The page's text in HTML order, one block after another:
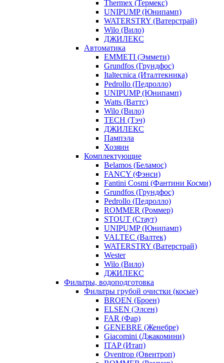
Thermex (Термекс)
UNIPUMP (Юнипамп)
WATERSTRY (Ватерстрай)
Wilo (Вило)
ДЖИЛЕКС
Автоматика
EMMETI (Эммети)
Grundfos (Грундфос)
Italtecnica (Италтекника)
Pedrollo (Педролло)
UNIPUMP (Юнипамп)
Watts (Ваттс)
Wilo (Вило)
TECH (Тэч)
ДЖИЛЕКС
Пампэла
Хозяин
Комплектующие
Belamos (Беламос)
FANCY (Фэнси)
Fantini Cosmi (Фантини Косми)
Grundfos (Грундфос)
Pedrollo (Педролло)
ROMMER (Роммер)
STOUT (Стаут)
UNIPUMP (Юнипамп)
VALTEC (Валтек)
WATERSTRY (Ватерстрай)
Wester
Wilo (Вило)
ДЖИЛЕКС
Фильтры, водоподготовка
Фильтры грубой очистки (косые)
BROEN (Броен)
ELSEN (Элсен)
FAR (Фар)
GENEBRE (Женебре)
Giacomini (Джакомини)
ITAP (Итап)
Oventrop (Овентроп)